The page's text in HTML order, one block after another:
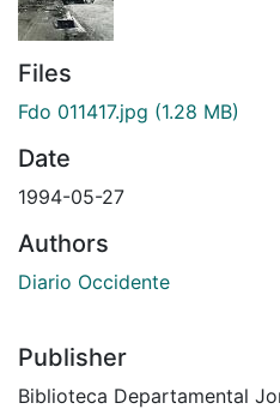
Files
Fdo 011417.jpg (1.28 MB)
Date
1994-05-27
Authors
Diario Occidente
Publisher
Biblioteca Departamental